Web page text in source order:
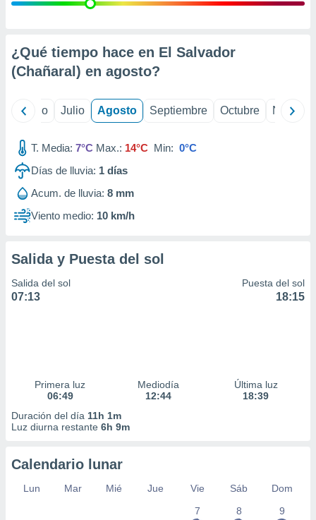
e
mediante
de
1199
¿Qué tiempo hace en El Salvador
(Chañaral) en agosto?
Junio Julio Agosto Septiembre Octubre
T. Media: 7°C Max.: 14°C Min: 0°C
Días de lluvia: 1 días
Acum. de lluvia: 8 mm
Viento medio: 10 km/h
Salida y Puesta del sol
Salida del sol
07:13
Puesta del sol
18:15
Primera luz
06:49
Mediodía
12:44
Última luz
18:39
Duración del día 11h 1m
Luz diurna restante 6h 9m
Calendario lunar
Lun Mar Mié Jue Vie Sáb
Dom
7
8 9